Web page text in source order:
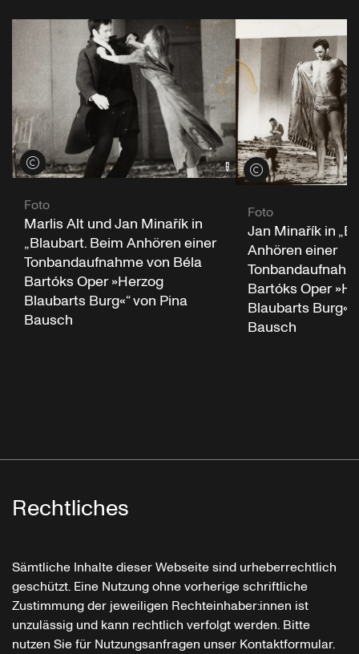
Credits öffnen
Foto
Marlis Alt und Jan Minařík in
„Blaubart. Beim Anhören einer
Tonbandaufnahme von Béla
Bartóks Oper »Herzog
Blaubarts Burg«“ von Pina
Bausch
Credits öffnen
Foto
Jan Minařík in
Anhören einer
Bartóks Oper
Blaubarts Burg«“
Bausch
Rechtliches
Sämtliche Inhalte dieser Webseite sind urheberrechtlich
geschützt. Eine Nutzung ohne vorherige schriftliche
Zustimmung der jeweiligen Rechteinhaber:innen ist
unzulässig und kann rechtlich verfolgt werden. Bitte
nutzen Sie für Nutzungsanfragen unser Kontaktformular.